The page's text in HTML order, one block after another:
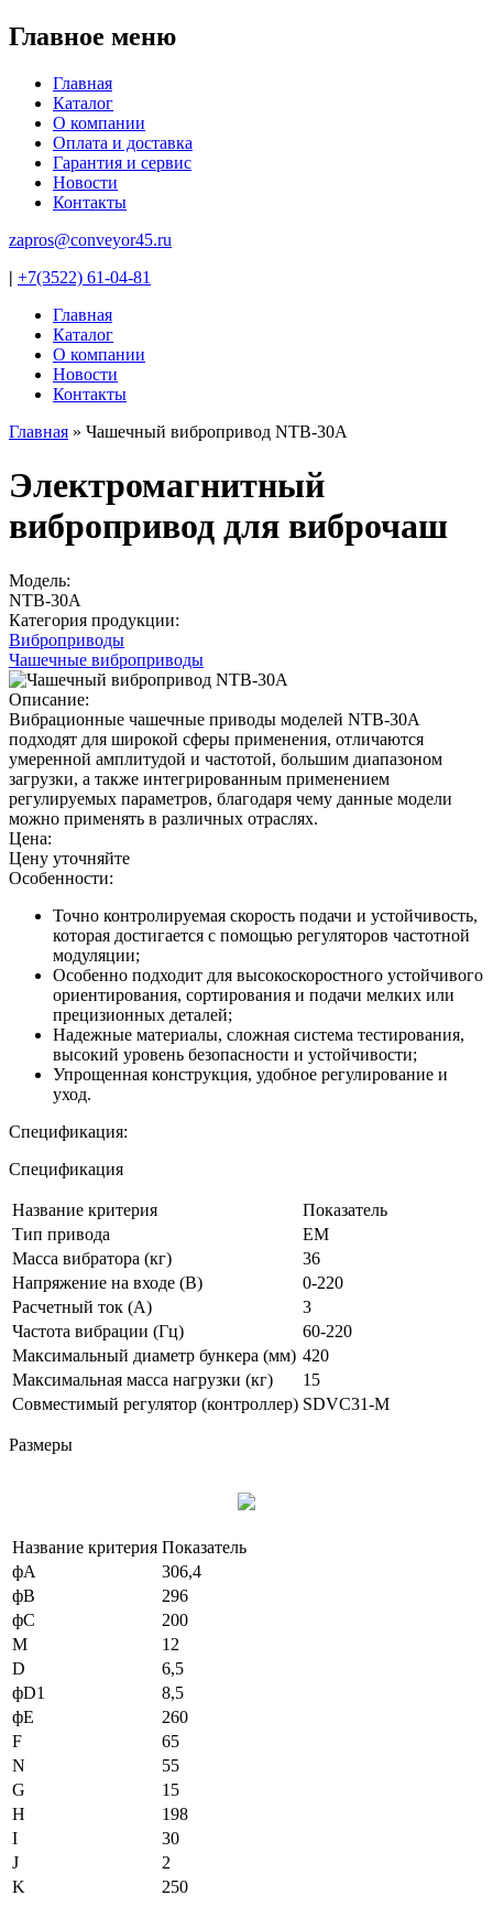
Jump to navigation
Главное меню
Главная
Каталог
О компании
Оплата и доставка
Гарантия и сервис
Новости
Контакты
zapros@conveyor45.ru
| +7(3522) 61-04-81
Главная
Каталог
О компании
Новости
Контакты
Главная » Чашечный вибропривод NTB-30А
Электромагнитный
вибропривод для виброчаш
Модель:
NTB-30А
Категория продукции:
Виброприводы
Чашечные виброприводы
Описание:
Вибрационные чашечные приводы моделей NTB-30А
подходят для широкой сферы применения, отличаются
умеренной амплитудой и частотой, большим диапазоном
загрузки, а также интегрированным применением
регулируемых параметров, благодаря чему данные модели
можно применять в различных отраслях.
Цена:
Цену уточняйте
Особенности:
Точно контролируемая скорость подачи и устойчивость,
которая достигается с помощью регуляторов частотной
модуляции;
Особенно подходит для высокоскоростного устойчивого
ориентирования, сортирования и подачи мелких или
прецизионных деталей;
Надежные материалы, сложная система тестирования,
высокий уровень безопасности и устойчивости;
Упрощенная конструкция, удобное регулирование и
уход.
Спецификация:
Спецификация
Название критерия
Показатель
Тип привода
ЕМ
Масса вибратора (кг)
36
Напряжение на входе (В)
0-220
Расчетный ток (А)
3
Частота вибрации (Гц)
60-220
Максимальный диаметр бункера (мм) 420
Максимальная масса нагрузки (кг)
15
Совместимый регулятор (контроллер) SDVC31-M
Размеры
Название критерия Показатель
фА
306,4
фВ
296
фС
200
М
12
D
6,5
фD1
8,5
фЕ
260
F
65
N
55
G
15
H
198
I
30
J
2
K
250